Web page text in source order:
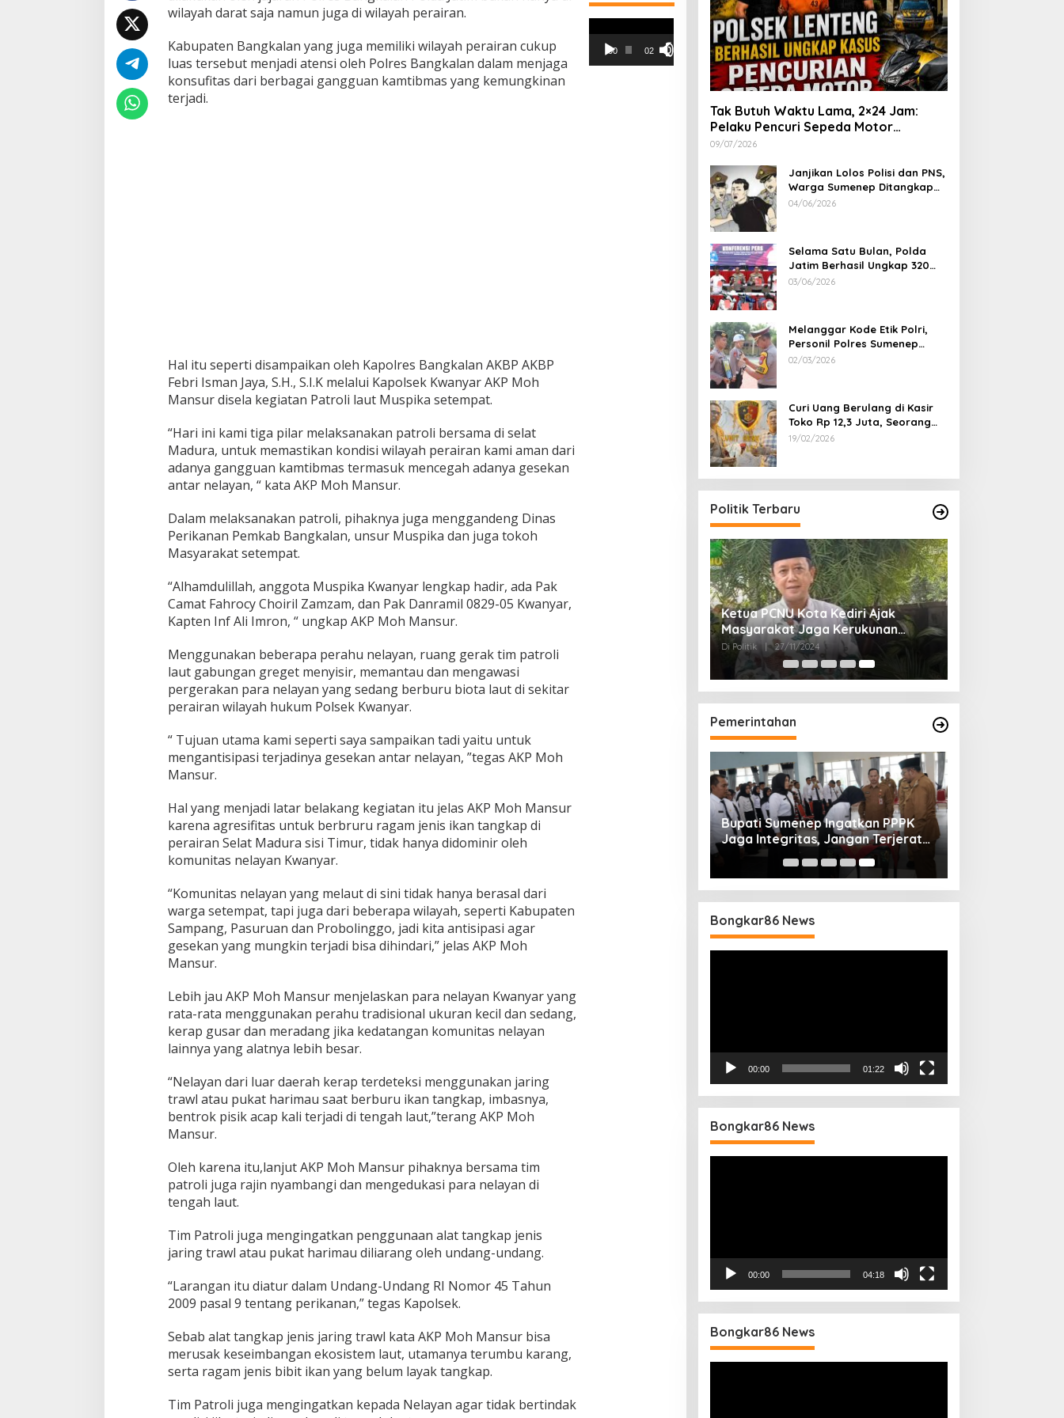
P
t
r
o
l
i
t
a
r
e
l
a
y
a
wilayah darat saja namun juga di wilayah perairan.
Kabupaten Bangkalan yang juga memiliki wilayah perairan cukup
luas tersebut menjadi atensi oleh Polres Bangkalan dalam menjaga
konsufitas dari berbagai gangguan kamtibmas yang kemungkinan
terjadi.
Hal itu seperti disampaikan oleh Kapolres Bangkalan AKBP AKBP
Febri Isman Jaya, S.H., S.I.K melalui Kapolsek Kwanyar AKP Moh
Mansur disela kegiatan Patroli laut Muspika setempat.
“Hari ini kami tiga pilar melaksanakan patroli bersama di selat
Madura, untuk memastikan kondisi wilayah perairan kami aman dari
adanya gangguan kamtibmas termasuk mencegah adanya gesekan
antar nelayan, “ kata AKP Moh Mansur.
Dalam melaksanakan patroli, pihaknya juga menggandeng Dinas
Perikanan Pemkab Bangkalan, unsur Muspika dan juga tokoh
Masyarakat setempat.
“Alhamdulillah, anggota Muspika Kwanyar lengkap hadir, ada Pak
Camat Fahrocy Choiril Zamzam, dan Pak Danramil 0829-05 Kwanyar,
Kapten Inf Ali Imron, “ ungkap AKP Moh Mansur.
Menggunakan beberapa perahu nelayan, ruang gerak tim patroli
laut gabungan greget menyisir, memantau dan mengawasi
pergerakan para nelayan yang sedang berburu biota laut di sekitar
perairan wilayah hukum Polsek Kwanyar.
“ Tujuan utama kami seperti saya sampaikan tadi yaitu untuk
mengantisipasi terjadinya gesekan antar nelayan, ”tegas AKP Moh
Mansur.
Hal yang menjadi latar belakang kegiatan itu jelas AKP Moh Mansur
karena agresifitas untuk berbruru ragam jenis ikan tangkap di
perairan Selat Madura sisi Timur, tidak hanya didominir oleh
komunitas nelayan Kwanyar.
“Komunitas nelayan yang melaut di sini tidak hanya berasal dari
warga setempat, tapi juga dari beberapa wilayah, seperti Kabupaten
Sampang, Pasuruan dan Probolinggo, jadi kita antisipasi agar
gesekan yang mungkin terjadi bisa dihindari,” jelas AKP Moh
Mansur.
Lebih jau AKP Moh Mansur menjelaskan para nelayan Kwanyar yang
rata-rata menggunakan perahu tradisional ukuran kecil dan sedang,
kerap gusar dan meradang jika kedatangan komunitas nelayan
lainnya yang alatnya lebih besar.
“Nelayan dari luar daerah kerap terdeteksi menggunakan jaring
trawl atau pukat harimau saat berburu ikan tangkap, imbasnya,
bentrok pisik acap kali terjadi di tengah laut,”terang AKP Moh
Mansur.
Oleh karena itu,lanjut AKP Moh Mansur pihaknya bersama tim
patroli juga rajin nyambangi dan mengedukasi para nelayan di
tengah laut.
Tim Patroli juga mengingatkan penggunaan alat tangkap jenis
jaring trawl atau pukat harimau diliarang oleh undang-undang.
“Larangan itu diatur dalam Undang-Undang RI Nomor 45 Tahun
2009 pasal 9 tentang perikanan,” tegas Kapolsek.
Sebab alat tangkap jenis jaring trawl kata AKP Moh Mansur bisa
merusak keseimbangan ekosistem laut, utamanya terumbu karang,
serta ragam jenis bibit ikan yang belum layak tangkap.
Tim Patroli juga mengingatkan kepada Nelayan agar tidak bertindak
Video
00:00 02:42
Tak Butuh Waktu Lama, 2×24 Jam:
Pelaku Pencuri Sepeda Motor
Langsung Diringkus Polsek Lenteng di
09/07/2026
Janjikan Lolos Polisi dan PNS,
Warga Sumenep Ditangkap
Polres Sampang, Korban Rugi
04/06/2026
Selama Satu Bulan, Polda
Jatim Berhasil Ungkap 320
Kasus Kejahatan Jalanan, BB
03/06/2026
Melanggar Kode Etik Polri,
Personil Polres Sumenep
Dipecat
02/03/2026
Curi Uang Berulang di Kasir
Toko Rp 12,3 Juta, Seorang
Pemuda Diamankan Tim
19/02/2026
Politik Terbaru
PWNU Jateng Apresiasi Pilkada
Berjalan Damai, Gus Rozin:
Belum Diumumkan KPU
Pamekasan, Pasangan Kharisma
KH Imam Hasyim Nyoblos di TPS
Ketua PCNU Kota Kediri Ajak
Masyarakat Jaga Kerukunan
Gunakan Hak Pilih di Pilkada 2024
Di Politik | 27/11/2024
Pemerintahan
Kepedulian Pengusaha Properti
Naik Status Tipe B, RSUD dr Moh
Anwar Sumenep Jadi Rumah Sakit
Rujukan Berjenjang
Bupati Sumenep Resmi Lantik
Syahwan Effendy Sebagai PJ
Bupati Sumenep Ingatkan PPPK
Jaga Integritas, Jangan Terjerat
Perselingkuhan dan Judi Online
Bongkar86 News
00:00 01:22
Bongkar86 News
00:00 04:18
Bongkar86 News